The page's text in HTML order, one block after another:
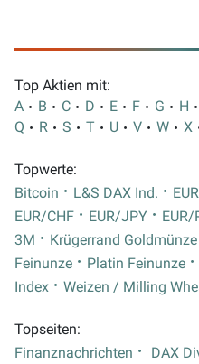
Top Aktien mit:
A
B C D E F G H
Q
R S T U V W X
Topwerte:
Bitcoin
L&S DAX Ind.
EUR/CHF
EUR/JPY EUR/
3M
Krügerrand Goldmünze
Feinunze
Platin Feinunze
Index
Weizen / Milling
Topseiten:
Finanznachrichten
DAX